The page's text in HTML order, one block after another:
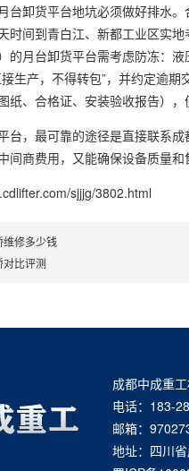
台卸货平台地坑必须做好排水
时间到青白江、新都工业区实
的月台卸货平台需考虑防冻：
生产，不得转包”，并约定逾期
纸、合格证、安装验收报告），
台，最可靠的途径是直接联系
间商费用，又能确保设备质量和
sjjjg/3802.html
维修多少钱
对比评测
成都中成重
电话：183-
邮箱：
地址：四川